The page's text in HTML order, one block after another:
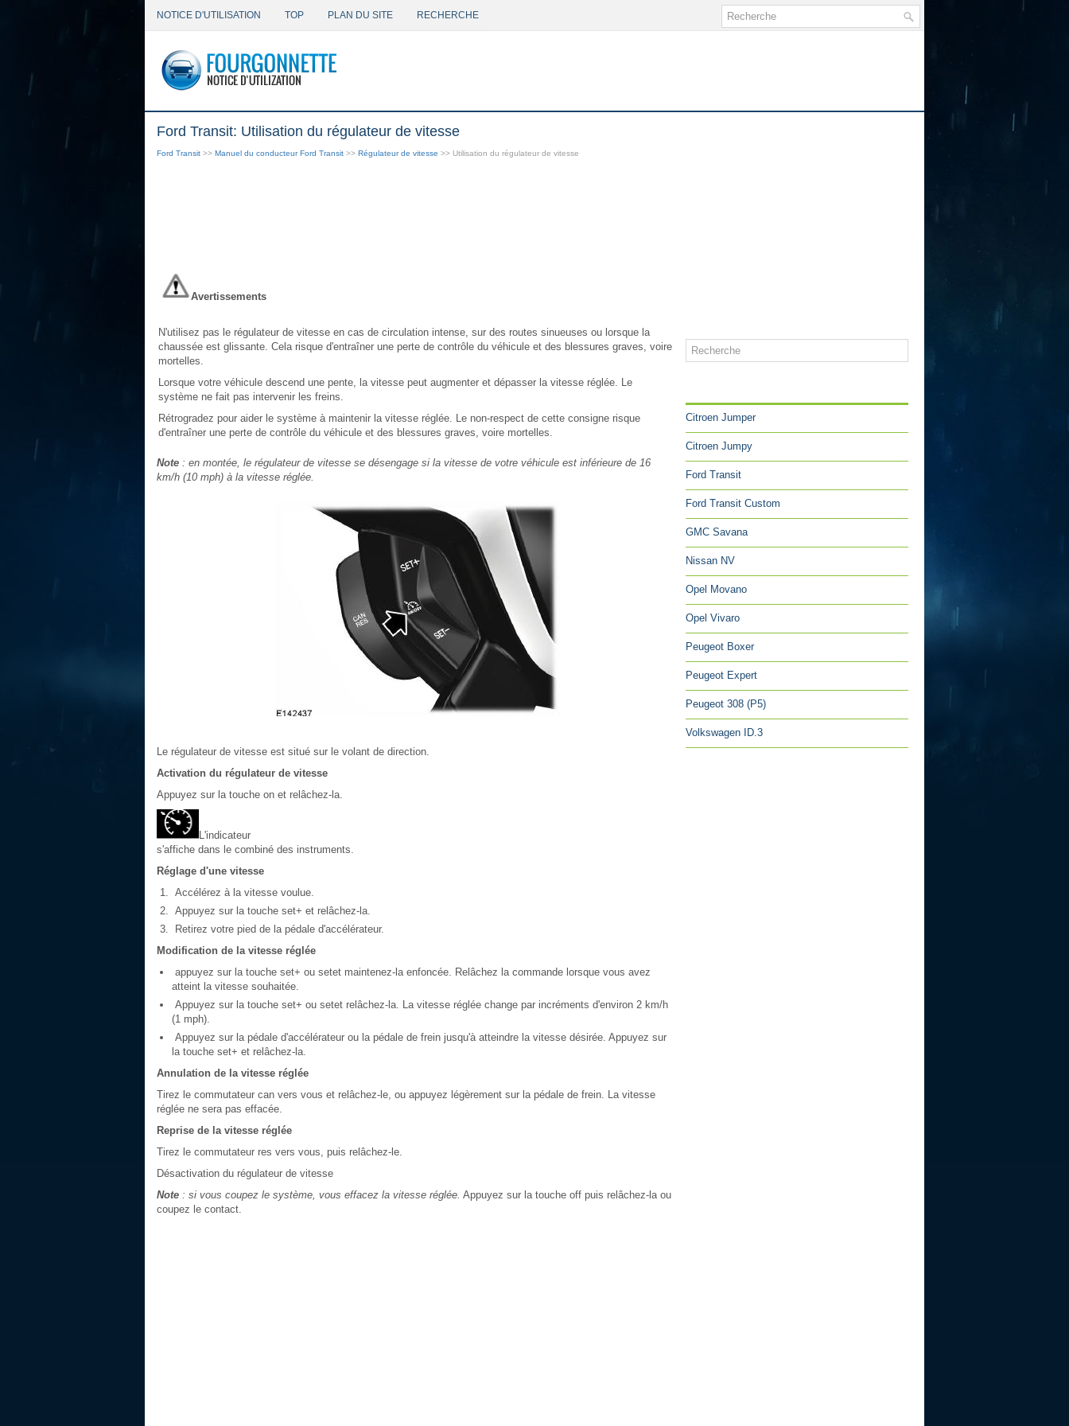
NOTICE D'UTILISATION TOP PLAN DU SITE RECHERCHE
Ford Transit: Utilisation du régulateur de vitesse
Ford Transit >> Manuel du conducteur Ford Transit >> Régulateur de vitesse >> Utilisation du régulateur de vitesse
Avertissements
N'utilisez pas le régulateur de vitesse en cas de circulation intense, sur des routes sinueuses ou lorsque la
chaussée est glissante. Cela risque d'entraîner une perte de contrôle du véhicule et des blessures graves, voire
mortelles.
Lorsque votre véhicule descend une pente, la vitesse peut augmenter et dépasser la vitesse réglée. Le
système ne fait pas intervenir les freins.
Rétrogradez pour aider le système à maintenir la vitesse réglée. Le non-respect de cette consigne risque
d'entraîner une perte de contrôle du véhicule et des blessures graves, voire mortelles.
Note : en montée, le régulateur de vitesse se désengage si la vitesse de votre véhicule est inférieure de 16
km/h (10 mph) à la vitesse réglée.
Le régulateur de vitesse est situé sur le volant de direction.
Activation du régulateur de vitesse
Appuyez sur la touche on et relâchez-la.
L'indicateur
s'affiche dans le combiné des instruments.
Réglage d'une vitesse
Accélérez à la vitesse voulue.
Appuyez sur la touche set+ et relâchez-la.
Retirez votre pied de la pédale d'accélérateur.
Modification de la vitesse réglée
appuyez sur la touche set+ ou setet maintenez-la enfoncée. Relâchez la commande lorsque vous avez
atteint la vitesse souhaitée.
Appuyez sur la touche set+ ou setet relâchez-la. La vitesse réglée change par incréments d'environ 2 km/h
(1 mph).
Appuyez sur la pédale d'accélérateur ou la pédale de frein jusqu'à atteindre la vitesse désirée. Appuyez sur
la touche set+ et relâchez-la.
Annulation de la vitesse réglée
Tirez le commutateur can vers vous et relâchez-le, ou appuyez légèrement sur la pédale de frein. La vitesse
réglée ne sera pas effacée.
Reprise de la vitesse réglée
Tirez le commutateur res vers vous, puis relâchez-le.
Désactivation du régulateur de vitesse
Note : si vous coupez le système, vous effacez la vitesse réglée. Appuyez sur la touche off puis relâchez-la ou
coupez le contact.
Citroen Jumper
Citroen Jumpy
Ford Transit
Ford Transit Custom
GMC Savana
Nissan NV
Opel Movano
Opel Vivaro
Peugeot Boxer
Peugeot Expert
Peugeot 308 (P5)
Volkswagen ID.3